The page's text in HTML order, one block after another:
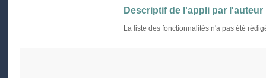
Descriptif de l'appli par l'auteur
La liste des fonctionnalités n'a pas été